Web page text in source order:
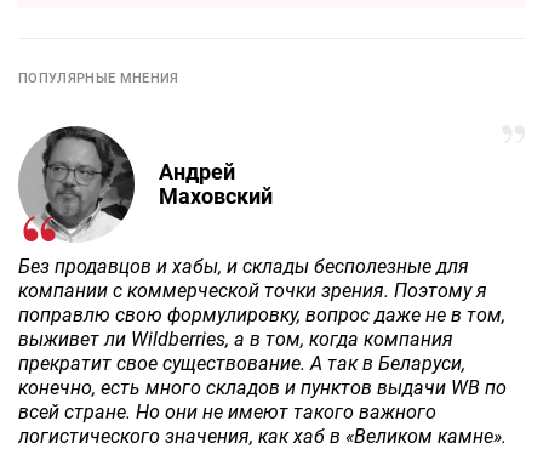
ПОПУЛЯРНЫЕ МНЕНИЯ
Андрей
Маховский
Без продавцов и хабы, и склады бесполезные для
компании с коммерческой точки зрения. Поэтому я
поправлю свою формулировку, вопрос даже не в том,
выживет ли Wildberries, а в том, когда компания
прекратит свое существование. А так в Беларуси,
конечно, есть много складов и пунктов выдачи WB по
всей стране. Но они не имеют такого важного
логистического значения, как хаб в «Великом камне».